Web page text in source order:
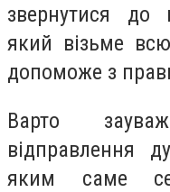
звернутися до
який візьме
допоможе з
Варто
відправлення
яким саме